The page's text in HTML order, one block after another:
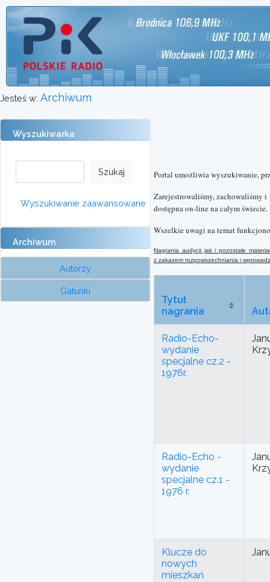
Jesteś w: Archiwum
Wyszukiwarka
Wyszukiwanie zaawansowane
Archiwum
Autorzy
Gatunki
Portal umożliwia wyszukiwanie,
Zarejestrowaliśmy, zachowaliśmy
dostępna on-line na całym świecie.
Wszelkie uwagi na temat
Nagrania audycji jak i pozostałe
z zakazem rozpowszechniania i
Tytuł
nagrania
Radio-Echo-
wydanie
specjalne cz.2 -
1976r.
Radio-Echo -
wydanie
specjalne cz.1 -
1976 r.
Klucze do
nowych
mieszkań